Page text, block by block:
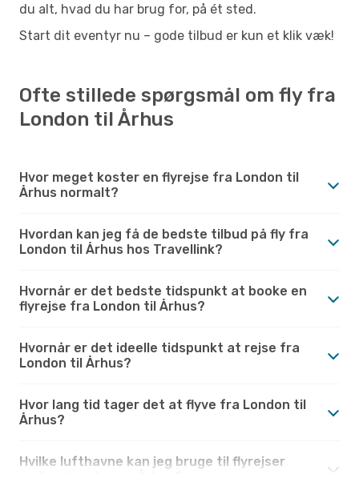
du alt, hvad du har brug for, på ét sted.
Start dit eventyr nu – gode tilbud er kun et klik væk!
Ofte stillede spørgsmål om fly fra
London til Århus
Hvor meget koster en flyrejse fra London til
Århus normalt?
Hvordan kan jeg få de bedste tilbud på fly fra
London til Århus hos Travellink?
Hvornår er det bedste tidspunkt at booke en
flyrejse fra London til Århus?
Hvornår er det ideelle tidspunkt at rejse fra
London til Århus?
Hvor lang tid tager det at flyve fra London til
Århus?
Hvilke lufthavne kan jeg bruge til flyrejser